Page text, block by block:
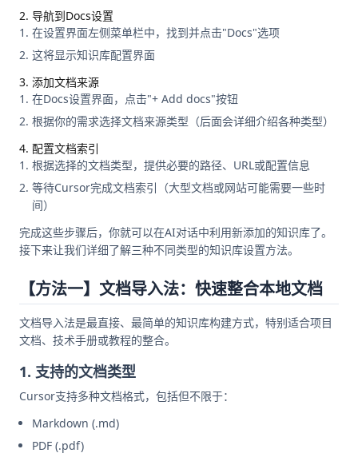
2. 导航到Docs设置
在设置界面左侧菜单栏中，找到并点击"Docs"选项
这将显示知识库配置界面
3. 添加文档来源
在Docs设置界面，点击"+ Add docs"按钮
根据你的需求选择文档来源类型（后面会详细介绍各种类型）
4. 配置文档索引
根据选择的文档类型，提供必要的路径、URL或配置信息
等待Cursor完成文档索引（大型文档或网站可能需要一些时
间）
完成这些步骤后，你就可以在AI对话中利用新添加的知识库了。
接下来让我们详细了解三种不同类型的知识库设置方法。
【方法一】文档导入法：快速整合本地文档
文档导入法是最直接、最简单的知识库构建方式，特别适合项目
文档、技术手册或教程的整合。
1. 支持的文档类型
Cursor支持多种文档格式，包括但不限于：
Markdown (.md)
PDF (.pdf)